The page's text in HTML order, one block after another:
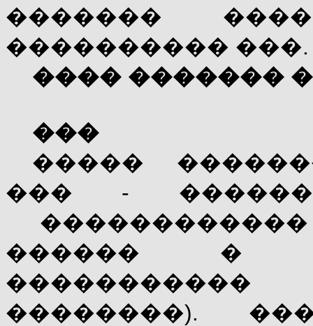
�������
���������� ���.
���� ������� �
���
�����
��� -
������ �
��������).